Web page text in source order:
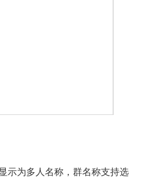
示为多人名称，群名称支持选